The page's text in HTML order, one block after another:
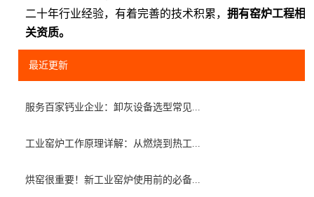
二十年行业经验，有着完善的技术积累，拥有窑炉工程相
关资质。
最近更新
服务百家钙业企业：卸灰设备选型常见...
工业窑炉工作原理详解：从燃烧到热工...
烘窑很重要！新工业窑炉使用前的必备...